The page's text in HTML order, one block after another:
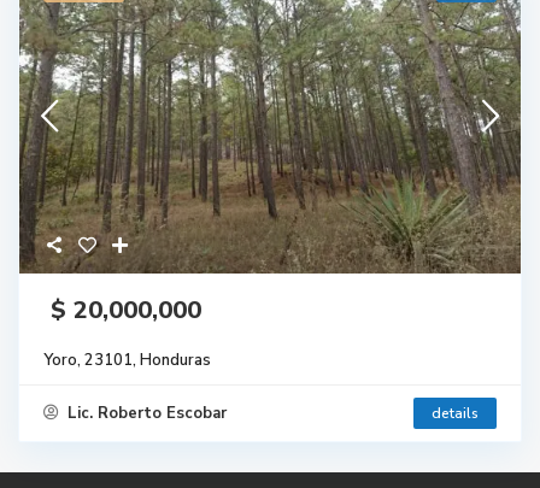
$ 20,000,000
Yoro, 23101, Honduras
Lic. Roberto Escobar details